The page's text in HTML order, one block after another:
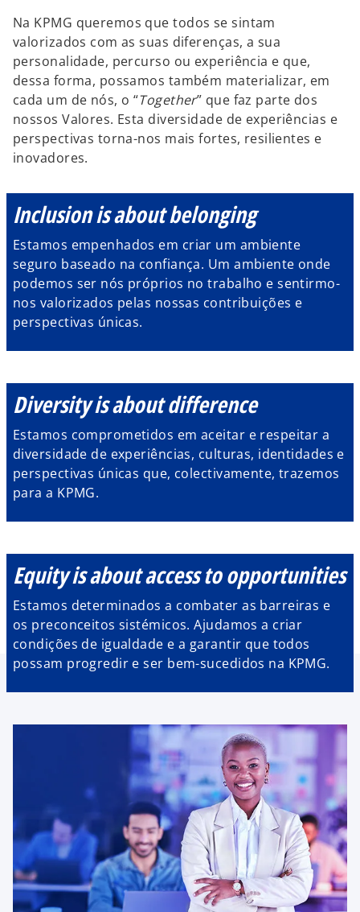
Na KPMG queremos que todos se sintam
valorizados com as suas diferenças, a sua
personalidade, percurso ou experiência e que,
dessa forma, possamos também materializar, em
cada um de nós, o “Together” que faz parte dos
nossos Valores. Esta diversidade de experiências e
perspectivas torna-nos mais fortes, resilientes e
inovadores.
Inclusion is about belonging
Estamos empenhados em criar um ambiente
seguro baseado na confiança. Um ambiente onde
podemos ser nós próprios no trabalho e sentirmo-
nos valorizados pelas nossas contribuições e
perspectivas únicas.
Diversity is about difference
Estamos comprometidos em aceitar e respeitar a
diversidade de experiências, culturas, identidades e
perspectivas únicas que, colectivamente, trazemos
para a KPMG.
Equity is about access to opportunities
Estamos determinados a combater as barreiras e
os preconceitos sistémicos. Ajudamos a criar
condições de igualdade e a garantir que todos
possam progredir e ser bem-sucedidos na KPMG.